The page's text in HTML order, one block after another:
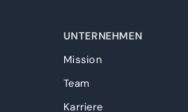
UNTERNEHMEN
Mission
Team
Karriere